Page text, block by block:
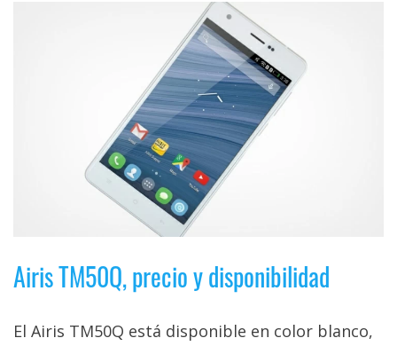
Airis TM50Q, precio y disponibilidad
El Airis TM50Q está disponible en color blanco,